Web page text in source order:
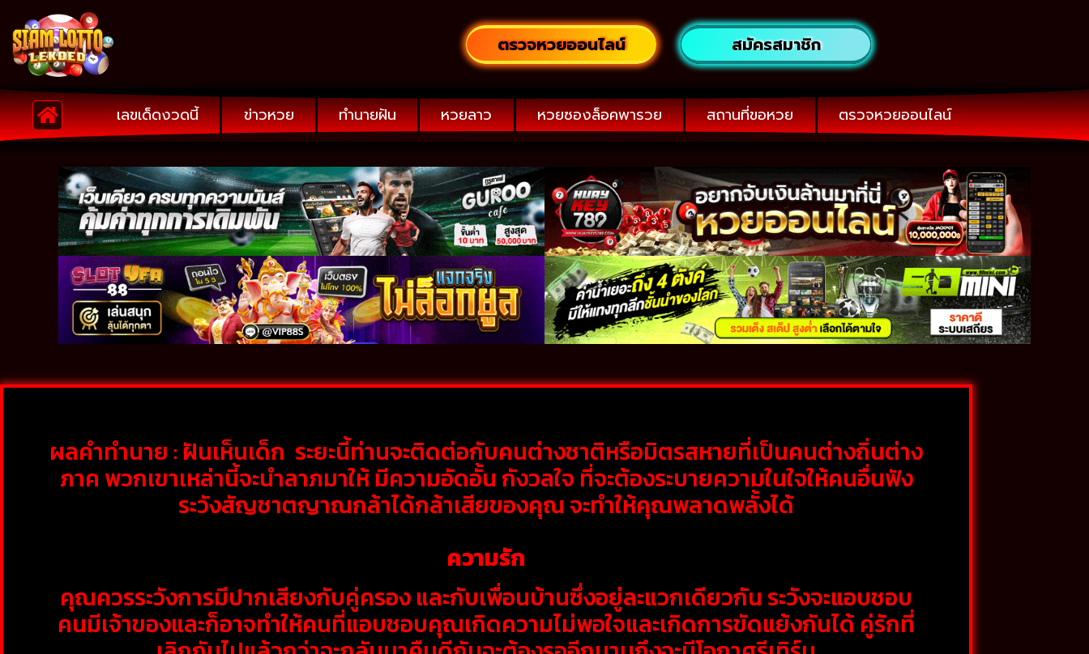
ตรวจหวยออนไลน์ สมัครสมาชิก
เลขเด็ดงวดนี้ ข่าวหวย ทำนายฝัน หวยลาว หวยซองล็อคพารวย สถานที่ขอหวย ตรวจหวยออนไลน์
ผลคำทำนาย : ฝันเห็นเด็ก ระยะนี้ท่านจะติดต่อกับคนต่างชาติหรือมิตรสหายที่เป็นคนต่างถิ่นต่าง
ภาค พวกเขาเหล่านี้จะนำลาภมาให้ มีความอัดอั้น กังวลใจ ที่จะต้องระบายความในใจให้คนอื่นฟัง
ระวังสัญชาตญาณกล้าได้กล้าเสียของคุณ จะทำให้คุณพลาดพลั้งได้
ความรัก
คุณควรระวังการมีปากเสียงกับคู่ครอง และกับเพื่อนบ้านซึ่งอยู่ละแวกเดียวกัน ระวังจะแอบชอบ
คนมีเจ้าของและก็อาจทำให้คนที่แอบชอบคุณเกิดความไม่พอใจและเกิดการขัดแย้งกันได้ คู่รักที่